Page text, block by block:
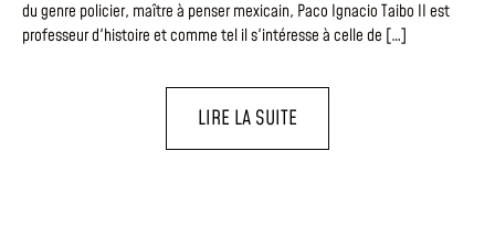
du genre policier, maître à penser mexicain, Paco Ignacio Taibo II est
professeur d'histoire et comme tel il s'intéresse à celle de […]
LIRE LA SUITE